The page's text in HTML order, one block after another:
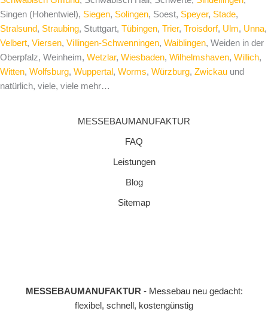
Singen (Hohentwiel), Siegen, Solingen, Soest, Speyer, Stade,
Stralsund, Straubing, Stuttgart, Tübingen, Trier, Troisdorf, Ulm, Unna,
Velbert, Viersen, Villingen-Schwenningen, Waiblingen, Weiden in der
Oberpfalz, Weinheim, Wetzlar, Wiesbaden, Wilhelmshaven, Willich,
Witten, Wolfsburg, Wuppertal , Worms, Würzburg, Zwickau und
natürlich, viele, viele mehr…
MESSEBAUMANUFAKTUR
FAQ
Leistungen
Blog
Sitemap
MESSEBAUMANUFAKTUR - Messebau neu gedacht:
flexibel, schnell, kostengünstig